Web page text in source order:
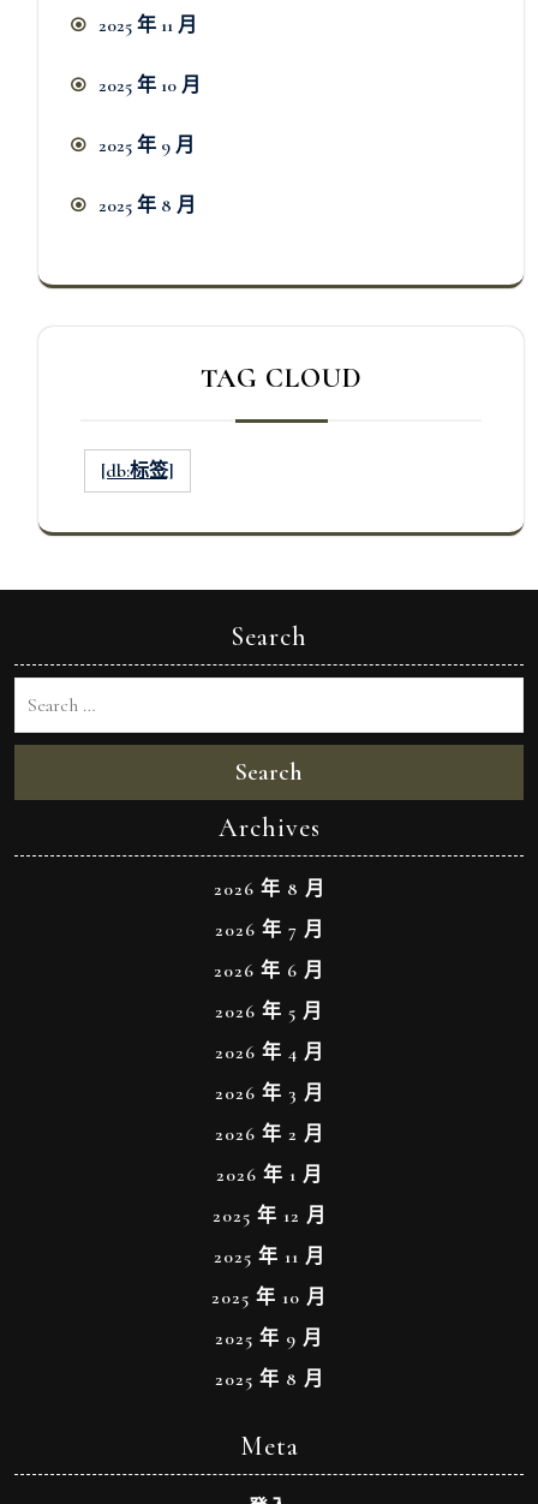
2025 年 11 月
2025 年 10 月
2025 年 9 月
2025 年 8 月
TAG CLOUD
[db:标签]
Search
Search
Archives
2026 年 8 月
2026 年 7 月
2026 年 6 月
2026 年 5 月
2026 年 4 月
2026 年 3 月
2026 年 2 月
2026 年 1 月
2025 年 12 月
2025 年 11 月
2025 年 10 月
2025 年 9 月
2025 年 8 月
Meta